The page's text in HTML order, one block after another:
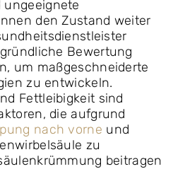
den Zustand weiter
Bewertung
um maßgeschneiderte
zu entwickeln.
Fettleibigkeit sind
die aufgrund
nach vorne und
zu
beitragen